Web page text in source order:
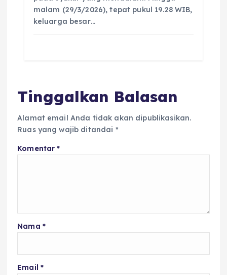
malam (29/3/2026), tepat pukul 19.28 WIB,
keluarga besar…
Tinggalkan Balasan
Alamat email Anda tidak akan dipublikasikan.
Ruas yang wajib ditandai *
Komentar*
Nama *
Email *